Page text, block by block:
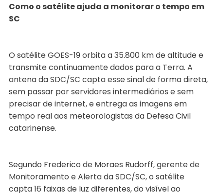
Como o satélite ajuda a monitorar o tempo em
SC
O satélite GOES-19 orbita a 35.800 km de altitude e
transmite continuamente dados para a Terra. A
antena da SDC/SC capta esse sinal de forma direta,
sem passar por servidores intermediários e sem
precisar de internet, e entrega as imagens em
tempo real aos meteorologistas da Defesa Civil
catarinense.
Segundo Frederico de Moraes Rudorff, gerente de
Monitoramento e Alerta da SDC/SC, o satélite
capta 16 faixas de luz diferentes, do visível ao